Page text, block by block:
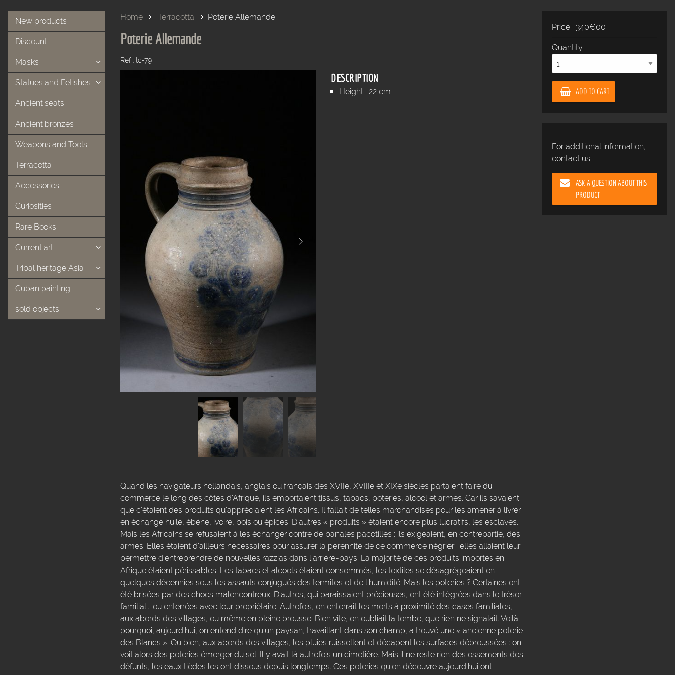
New products
Discount
Masks
Statues and Fetishes
Ancient seats
Ancient bronzes
Weapons and Tools
Terracotta
Accessories
Curiosities
Rare Books
Current art
Tribal heritage Asia
Cuban painting
sold objects
Home Terracotta Poterie Allemande
Poterie Allemande
Ref : tc-79
DESCRIPTION
Height : 22 cm
Quand les navigateurs hollandais, anglais ou français des XVIIe, XVIIIe et XIXe siècles partaient faire du
commerce le long des côtes d'Afrique, ils emportaient tissus, tabacs, poteries, alcool et armes. Car ils savaient
que c'étaient des produits qu'appréciaient les Africains. Il fallait de telles marchandises pour les amener à livrer
en échange huile, ébène, ivoire, bois ou épices. D'autres « produits » étaient encore plus lucratifs, les esclaves.
Mais les Africains se refusaient à les échanger contre de banales pacotilles : ils exigeaient, en contrepartie, des
armes. Elles étaient d'ailleurs nécessaires pour assurer la pérennité de ce commerce négrier ; elles allaient leur
permettre d'entreprendre de nouvelles razzias dans l'arrière-pays. La majorité de ces produits importés en
Afrique étaient périssables. Les tabacs et alcools étaient consommés, les textiles se désagrégeaient en
quelques décennies sous les assauts conjugués des termites et de l'humidité. Mais les poteries ? Certaines ont
été brisées par des chocs malencontreux. D'autres, qui paraissaient précieuses, ont été intégrées dans le trésor
familial... ou enterrées avec leur propriétaire. Autrefois, on enterrait les morts à proximité des cases familiales,
aux abords des villages, ou même en pleine brousse. Bien vite, on oubliait la tombe, que rien ne signalait. Voilà
pourquoi, aujourd'hui, on entend dire qu'un paysan, travaillant dans son champ, a trouvé une « ancienne poterie
des Blancs ». Ou bien, aux abords des villages, les pluies ruissellent et décapent les surfaces débroussées : on
voit alors des poteries émerger du sol. Il y avait là autrefois un cimetière. Mais il ne reste rien des ossements des
défunts, les eaux tièdes les ont dissous depuis longtemps. Ces poteries qu'on découvre aujourd'hui ont
Price : 340€00
Quantity
ADD TO CART
For additional information,
contact us
ASK A QUESTION ABOUT THIS
PRODUCT